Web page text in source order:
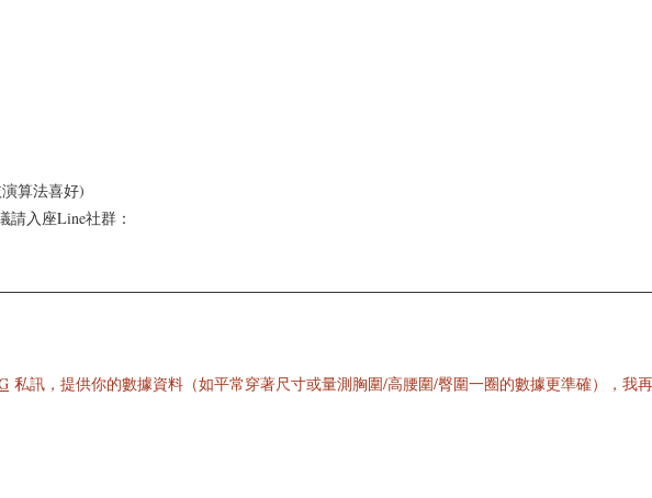
算法喜好)
請入座Line社群：
私訊，提供你的數據資料（如平常穿著尺寸或量測胸圍/高腰圍/臀圍一圈的數據更準確），我